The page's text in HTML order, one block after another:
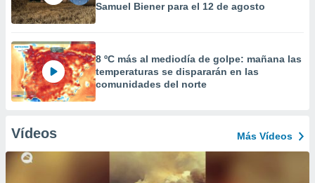
Samuel Biener para el 12 de agosto
8 ºC más al mediodía de golpe: mañana las
temperaturas se dispararán en las
comunidades del norte
Vídeos Más Vídeos